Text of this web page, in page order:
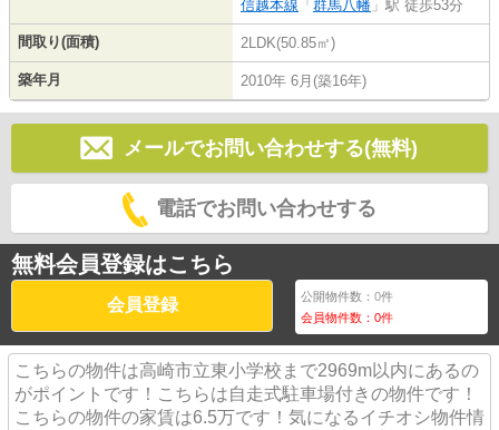
信越本線 「 群馬八幡 」駅 徒歩53分
間取り(面積) 2LDK(50.85㎡)
築年月 2010年 6月(築16年)
メールでお問い合わせする(無料)
電話でお問い合わせする
無料会員登録はこちら
会員登録 公開物件数：0件
会員物件数：0件
こちらの物件は高崎市立東小学校まで2969m以内にあるの
がポイントです！こちらは自走式駐車場付きの物件です！
こちらの物件の家賃は6.5万です！気になるイチオシ物件情